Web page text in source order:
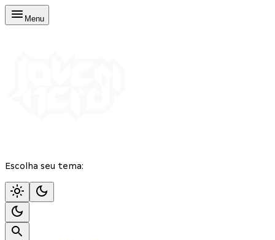
Menu
Escolha seu tema: